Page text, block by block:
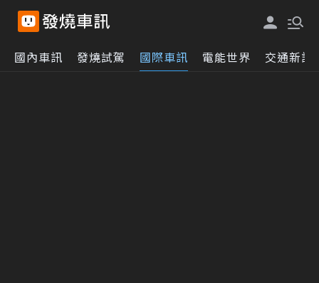
國內車訊 發燒試駕 國際車訊 電能世界 交通新訊